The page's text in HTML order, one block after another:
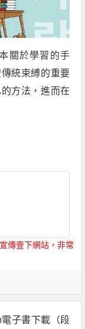
關於學習的手
統束縛的重要
方法，進而在
傳壹下網站，非常
子書下載（段